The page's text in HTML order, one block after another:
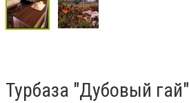
Турбаза "Дубовый гай"